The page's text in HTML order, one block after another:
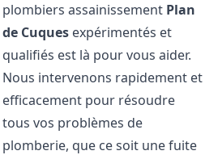
plombiers assainissement Plan
de Cuques expérimentés et
qualifiés est là pour vous aider.
Nous intervenons rapidement et
efficacement pour résoudre
tous vos problèmes de
plomberie, que ce soit une fuite